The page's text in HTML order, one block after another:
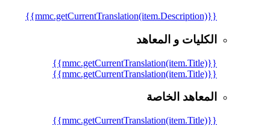
{{mmc.getCurrentTranslation(item.Description)}}
الكليات و المعاهد
{{mmc.getCurrentTranslation(item.Title)}}
{{mmc.getCurrentTranslation(item.Title)}}
المعاهد الخاصة
{{mmc.getCurrentTranslation(item.Title)}}